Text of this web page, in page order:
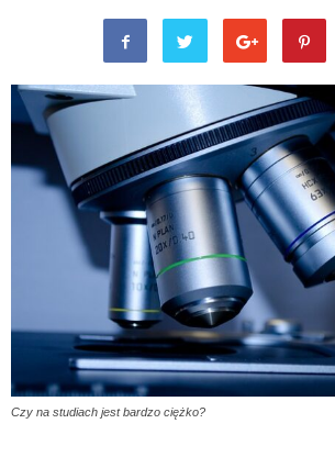
Czy na studiach jest bardzo ciężko?